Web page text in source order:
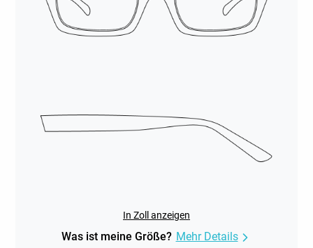
In Zoll anzeigen
Was ist meine Größe? Mehr Details